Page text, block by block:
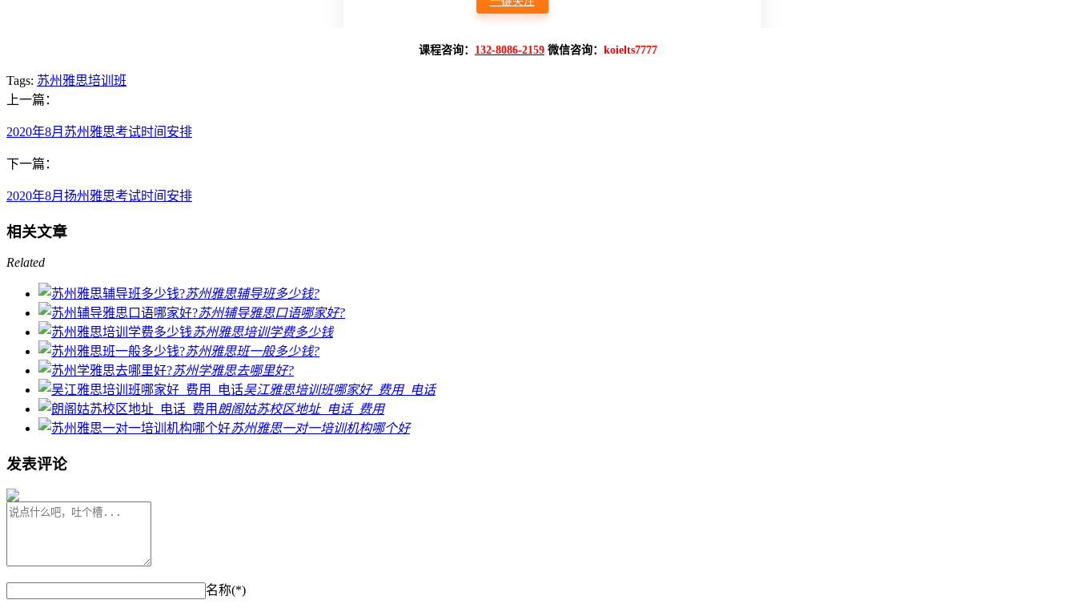
课程咨询： 132-8086-2159 微信咨询： koielts7777
Tags: 苏州雅思培训班
上一篇：
2020年8月苏州雅思考试时间安排
下一篇：
2020年8月扬州雅思考试时间安排
相关文章
Related
苏州雅思辅导班多少钱?
苏州辅导雅思口语哪家好?
苏州雅思培训学费多少钱
苏州雅思班一般多少钱?
苏州学雅思去哪里好?
吴江雅思培训班哪家好_费用_电话
朗阁姑苏校区地址_电话_费用
苏州雅思一对一培训机构哪个好
发表评论
名称(*)